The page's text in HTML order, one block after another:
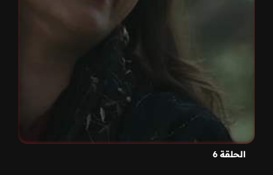
الحلقة 6